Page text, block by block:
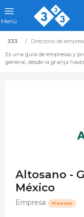
Menú
333 Directorio de
Es una guía de empresas y
general, desde la granja
Altosano -
México
Empresa Premium